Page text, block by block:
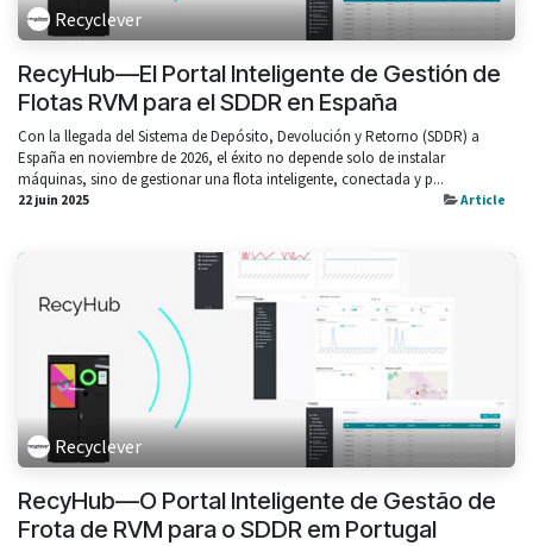
Recyclever
RecyHub—El Portal Inteligente de Gestión de
Flotas RVM para el SDDR en España
Con la llegada del Sistema de Depósito, Devolución y Retorno (SDDR) a
España en noviembre de 2026, el éxito no depende solo de instalar
máquinas, sino de gestionar una flota inteligente, conectada y p...
22 juin 2025 Article
Recyclever
RecyHub—O Portal Inteligente de Gestão de
Frota de RVM para o SDDR em Portugal